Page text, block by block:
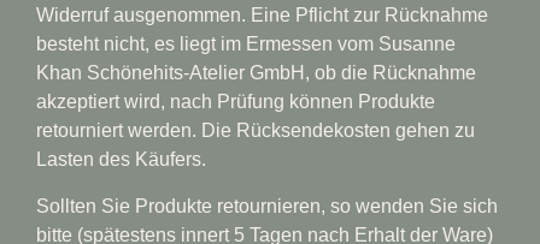
Widerruf ausgenommen. Eine Pflicht zur Rücknahme
besteht nicht, es liegt im Ermessen vom Susanne
Khan Schönehits-Atelier GmbH, ob die Rücknahme
akzeptiert wird, nach Prüfung können Produkte
retourniert werden. Die Rücksendekosten gehen zu
Lasten des Käufers.
Sollten Sie Produkte retournieren, so wenden Sie sich
bitte (spätestens innert 5 Tagen nach Erhalt der Ware)